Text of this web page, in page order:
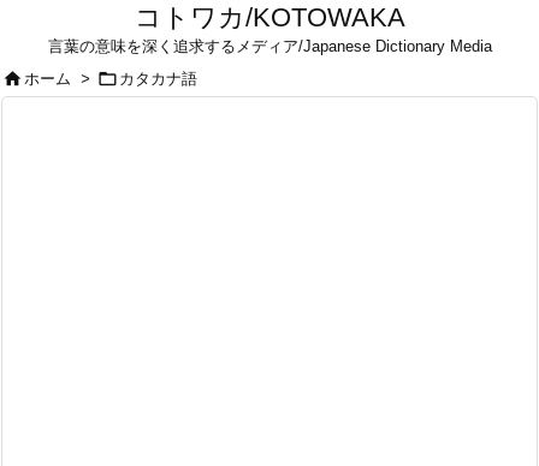
コトワカ/KOTOWAKA
言葉の意味を深く追求するメディア/Japanese Dictionary Media
ホーム >  カタカナ語